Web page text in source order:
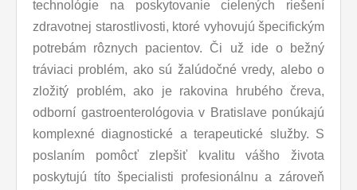
technológie na poskytovanie cielených riešení
zdravotnej starostlivosti, ktoré vyhovujú špecifickým
potrebám rôznych pacientov. Či už ide o bežný
tráviaci problém, ako sú žalúdočné vredy, alebo o
zložitý problém, ako je rakovina hrubého čreva,
odborní gastroenterológovia v Bratislave ponúkajú
komplexné diagnostické a terapeutické služby. S
poslaním pomôcť zlepšiť kvalitu vášho života
poskytujú títo špecialisti profesionálnu a zároveň